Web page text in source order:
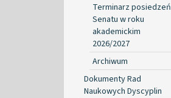
Terminarz posiedzeń
Senatu w roku
akademickim
2026/2027
Archiwum
Dokumenty Rad
Naukowych Dyscyplin